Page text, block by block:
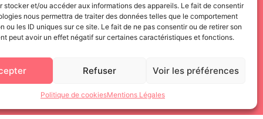
stocker et/ou accéder aux informations des appareils. Le fait de consentir
nous permettra de traiter des données telles que le comportement
ou les ID uniques sur ce site. Le fait de ne pas consentir ou de retirer son
peut avoir un effet négatif sur certaines caractéristiques et fonctions.
Refuser Voir les préférences
Politique de cookiesMentions Légales
AGENDA
RÉSIDENTS
CONTACT